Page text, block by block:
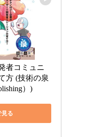
者コミュニ
方 (技術の泉
）)
見る